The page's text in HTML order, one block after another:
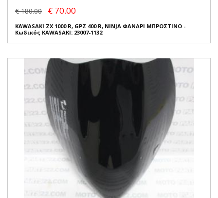
€ 180.00 € 70.00
KAWASAKI ZX 1000 R, GPZ 400 R, NINJA ΦΑΝΑΡΙ ΜΠΡΟΣΤΙΝΟ -
Κωδικός KAWASAKI: 23007-1132